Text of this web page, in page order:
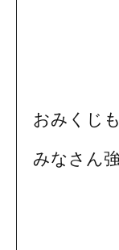
おみくじ
みなさん